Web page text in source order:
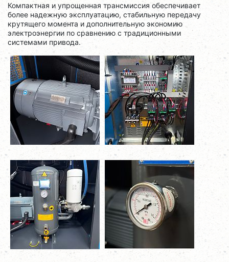
Компактная и упрощенная трансмиссия обеспечивает
более надежную эксплуатацию, стабильную передачу
крутящего момента и дополнительную экономию
электроэнергии по сравнению с традиционными
системами привода.